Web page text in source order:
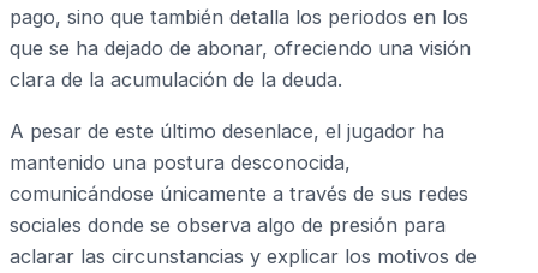
pago, sino que también detalla los periodos en los
que se ha dejado de abonar, ofreciendo una visión
clara de la acumulación de la deuda.
A pesar de este último desenlace, el jugador ha
mantenido una postura desconocida,
comunicándose únicamente a través de sus redes
sociales donde se observa algo de presión para
aclarar las circunstancias y explicar los motivos de